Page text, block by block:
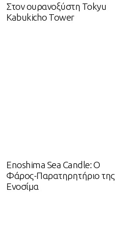
Στον ουρανοξύστη Tokyu
Kabukicho Tower
Enoshima Sea Candle: Ο
Φάρος-Παρατηρητήριο της
Ενοσίμα